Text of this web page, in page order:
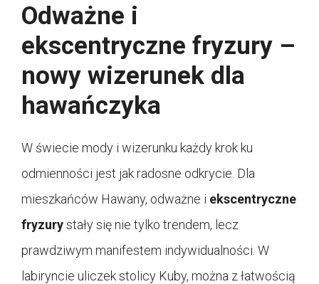
Odważne i
ekscentryczne fryzury –
nowy wizerunek dla
hawańczyka
W świecie mody i wizerunku każdy krok ku
odmienności jest jak radosne odkrycie. Dla
mieszkańców Hawany, odważne i ekscentryczne
fryzurystały się nie tylko trendem, lecz
prawdziwym manifestem indywidualności. W
labiryncie uliczek stolicy Kuby, można z łatwością